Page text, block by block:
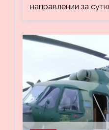
направлении за